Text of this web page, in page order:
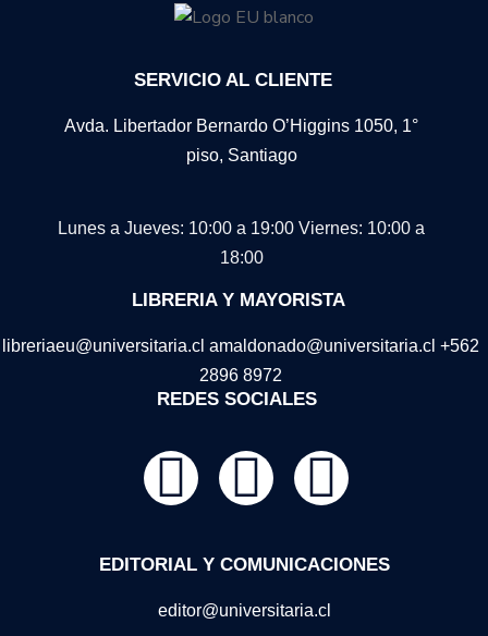
SERVICIO AL CLIENTE
Avda. Libertador Bernardo O’Higgins 1050, 1°
piso, Santiago
Lunes a Jueves: 10:00 a 19:00 Viernes: 10:00 a
18:00
LIBRERIA Y MAYORISTA
libreriaeu@universitaria.cl amaldonado@universitaria.cl +562
2896 8972
REDES SOCIALES
EDITORIAL Y COMUNICACIONES
editor@universitaria.cl